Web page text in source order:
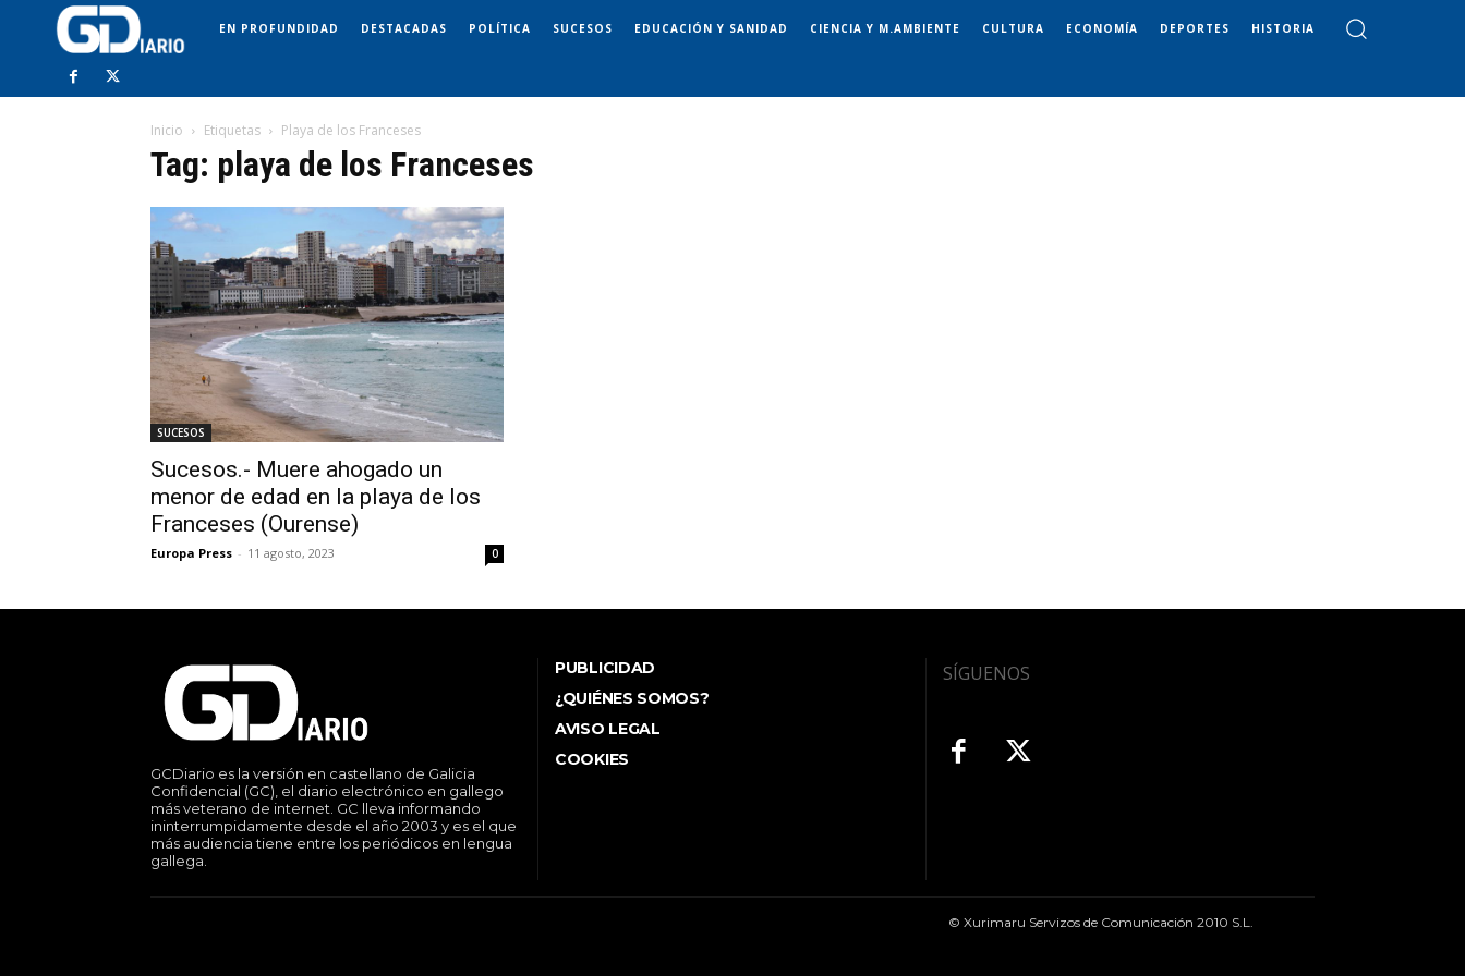
EN PROFUNDIDAD DESTACADAS POLÍTICA SUCESOS EDUCACIÓN Y SANIDAD CIENCIA Y M.AMBIENTE CULTURA ECONOMÍA DEPORTES HISTORIA
Inicio Etiquetas Playa de los Franceses
Tag: playa de los Franceses
SUCESOS
Sucesos.- Muere ahogado un
menor de edad en la playa de los
Franceses (Ourense)
Europa Press - 11 agosto, 2023 0
GCDiario es la versión en castellano de Galicia
Confidencial (GC), el diario electrónico en gallego
más veterano de internet. GC lleva informando
ininterrumpidamente desde el año 2003 y es el que
más audiencia tiene entre los periódicos en lengua
gallega.
PUBLICIDAD
¿QUIÉNES SOMOS?
AVISO LEGAL
COOKIES
SÍGUENOS
© Xurimaru Servizos de Comunicación 2010 S.L.